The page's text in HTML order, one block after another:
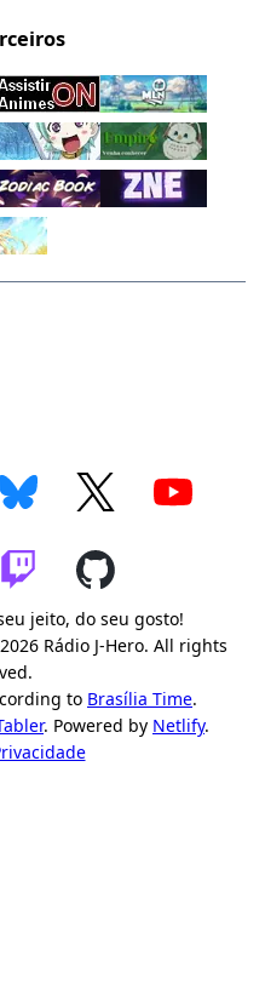
jeito, do seu gosto!
Rádio J-Hero. All rights
to Brasília Time.
. Powered by Netlify.